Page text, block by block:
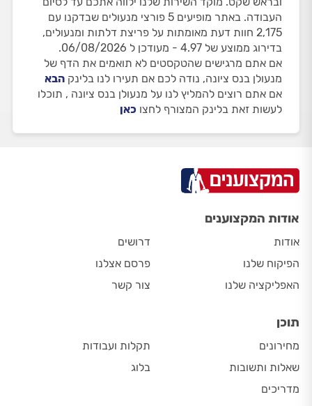
העבודה. באתר מופיעים 5 פורצי מנעולים שבדקנו עם
2,175 חוות דעת מאומתות על פריצת דלתות ומנעולים,
בדירוג ממוצע של 4.97 - מעודכן ל 06/08/2026.
אם אתם מרגישים שהטקסטים לא תואמים את הדף של
מנעולן בנס ציונה, נודה לכם אם תעירו לנו בלינק הבא
אם אתם רוצים להמליץ לנו על מנעולן בנס ציונה , תוכלו
לעשות זאת בלינק המצורף לחצו כאן
אודות המקצוענים
אודות
הפיקוח שלנו
האפליקציה שלנו
דרושים
פרסם אצלנו
צור קשר
תוכן
מחירונים
שאלות ותשובות
מדריכים
תקלות ועבודות
בלוג